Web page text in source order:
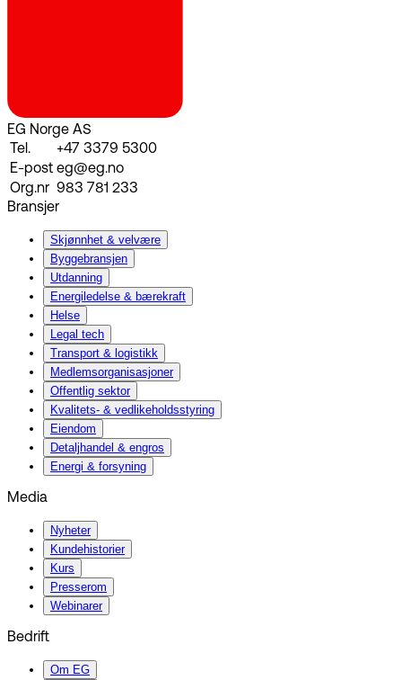
EG Norge AS
Tel.
+47 3379 5300
E-post eg@eg.no
Org.nr 983 781 233
Bransjer
Skjønnhet & velvære
Byggebransjen
Utdanning
Energiledelse & bærekraft
Helse
Legal tech
Transport & logistikk
Medlemsorganisasjoner
Offentlig sektor
Kvalitets- & vedlikeholdsstyring
Eiendom
Detaljhandel & engros
Energi & forsyning
Media
Nyheter
Kundehistorier
Kurs
Presserom
Webinarer
Bedrift
Om EG